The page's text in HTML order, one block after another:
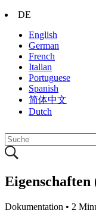
DE
English
German
French
Italian
Portuguese
Spanish
简体中文
Dutch
Dokumentation • 2